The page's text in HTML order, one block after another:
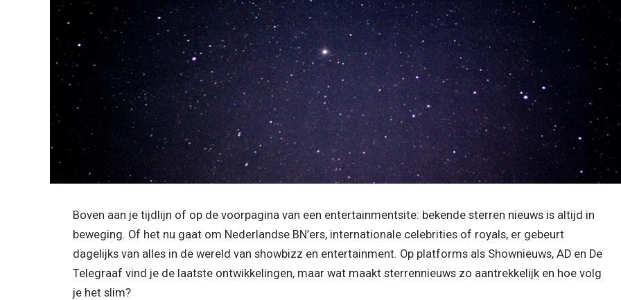
Boven aan je tijdlijn of op de voorpagina van een entertainmentsite: bekende sterren nieuws is altijd in
beweging. Of het nu gaat om Nederlandse BN’ers, internationale celebrities of royals, er gebeurt
dagelijks van alles in de wereld van showbizz en entertainment. Op platforms als Shownieuws, AD en De
Telegraaf vind je de laatste ontwikkelingen, maar wat maakt sterrennieuws zo aantrekkelijk en hoe volg
je het slim?